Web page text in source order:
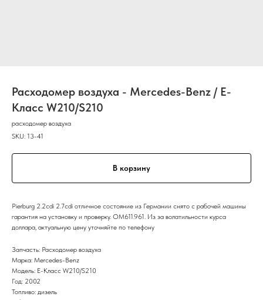
Расходомер воздуха - Mercedes-Benz / E-
Класс W210/S210
расходомер воздуха
SKU: 13-41
В корзину
Pierburg 2.2cdi 2.7cdi отличное состояние из Германии снято с рабочей машины
гарантия на установку и проверку. OM611.961. Из за волатильности курса
доллара, актуальную цену уточняйте по телефону
Запчасть: Расходомер воздуха
Марка: Mercedes-Benz
Модель: E-Класс W210/S210
Год: 2002
Топливо: дизель